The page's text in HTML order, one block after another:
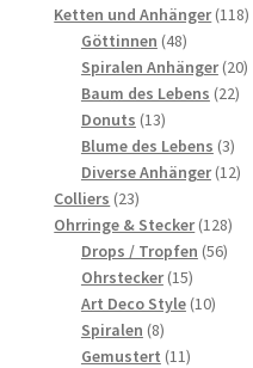
Produkte
Ketten und Anhänger 118
Göttinnen 4848
Produkte
Spiralen Anhänger 2020
Baum des Lebens 2222
Donuts 1313
Produkte
Blume des Lebens 33
Diverse Anhänger 1212
Colliers 2323
Produkte
Ohrringe & Stecker 128128
Drops / Tropfen 5656
Ohrstecker 1515
Produkte
Art Deco Style 1010
Spiralen 88
Produkte
Gemustert 1111